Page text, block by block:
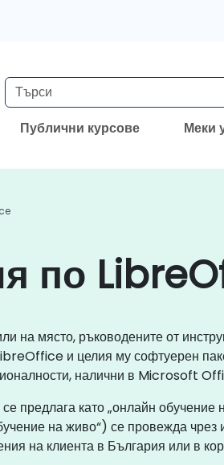
Публични курсове Меки
по
на място, ръководените от
и целия му софтуерен
налични в Microsoft
предлага като „онлайн
на живо“) се провежда чрез
на клиента в България или в